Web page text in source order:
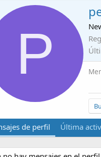
P
de perfil Última